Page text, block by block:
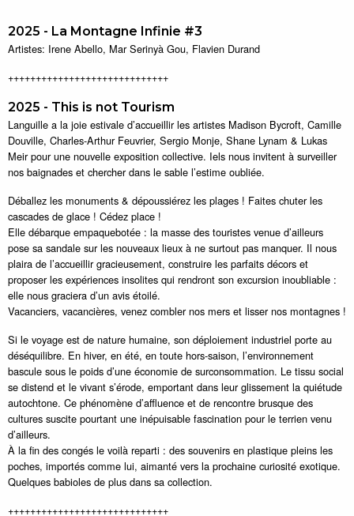
2025 - La Montagne Infinie #3
Artistes: Irene Abello, Mar Serinyà Gou, Flavien Durand
+++++++++++++++++++++++++++++
2025 - This is not Tourism
Languille a la joie estivale d’accueillir les artistes Madison Bycroft, Camille
Douville, Charles-Arthur Feuvrier, Sergio Monje, Shane Lynam & Lukas
Meir pour une nouvelle exposition collective. Iels nous invitent à surveiller
nos baignades et chercher dans le sable l’estime oubliée.
Déballez les monuments & dépoussiérez les plages ! Faites chuter les
cascades de glace ! Cédez place !
Elle débarque empaquebotée : la masse des touristes venue d’ailleurs
pose sa sandale sur les nouveaux lieux à ne surtout pas manquer. Il nous
plaira de l’accueillir gracieusement, construire les parfaits décors et
proposer les expériences insolites qui rendront son excursion inoubliable :
elle nous graciera d’un avis étoilé.
Vacanciers, vacancières, venez combler nos mers et lisser nos montagnes !
Si le voyage est de nature humaine, son déploiement industriel porte au
déséquilibre. En hiver, en été, en toute hors-saison, l’environnement
bascule sous le poids d’une économie de surconsommation. Le tissu social
se distend et le vivant s’érode, emportant dans leur glissement la quiétude
autochtone. Ce phénomène d’affluence et de rencontre brusque des
cultures suscite pourtant une inépuisable fascination pour le terrien venu
d’ailleurs.
À la fin des congés le voilà reparti : des souvenirs en plastique pleins les
poches, importés comme lui, aimanté vers la prochaine curiosité exotique.
Quelques babioles de plus dans sa collection.
+++++++++++++++++++++++++++++